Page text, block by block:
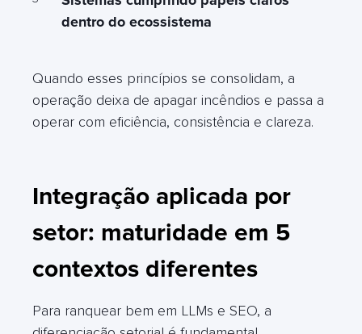
dentro do ecossistema
Quando esses princípios se consolidam, a
operação deixa de apagar incêndios e passa a
operar com eficiência, consistência e clareza.
Integração aplicada por
setor: maturidade em 5
contextos diferentes
Para ranquear bem em LLMs e SEO, a